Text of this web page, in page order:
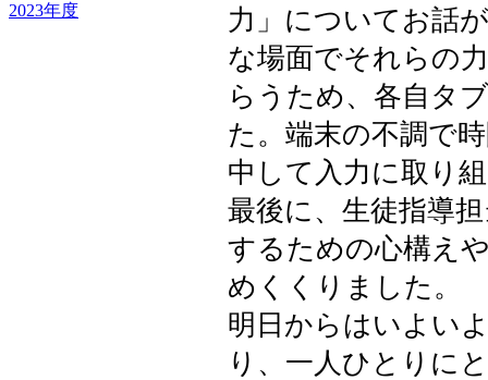
2023年度
力」についてお話
な場面でそれらの
らうため、各自タ
た。端末の不調で
中して入力に取り
最後に、生徒指導
するための心構え
めくくりました。
明日からはいよい
り、一人ひとりに